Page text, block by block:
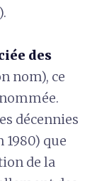
des
nom), ce
décennies
1980) que
de la